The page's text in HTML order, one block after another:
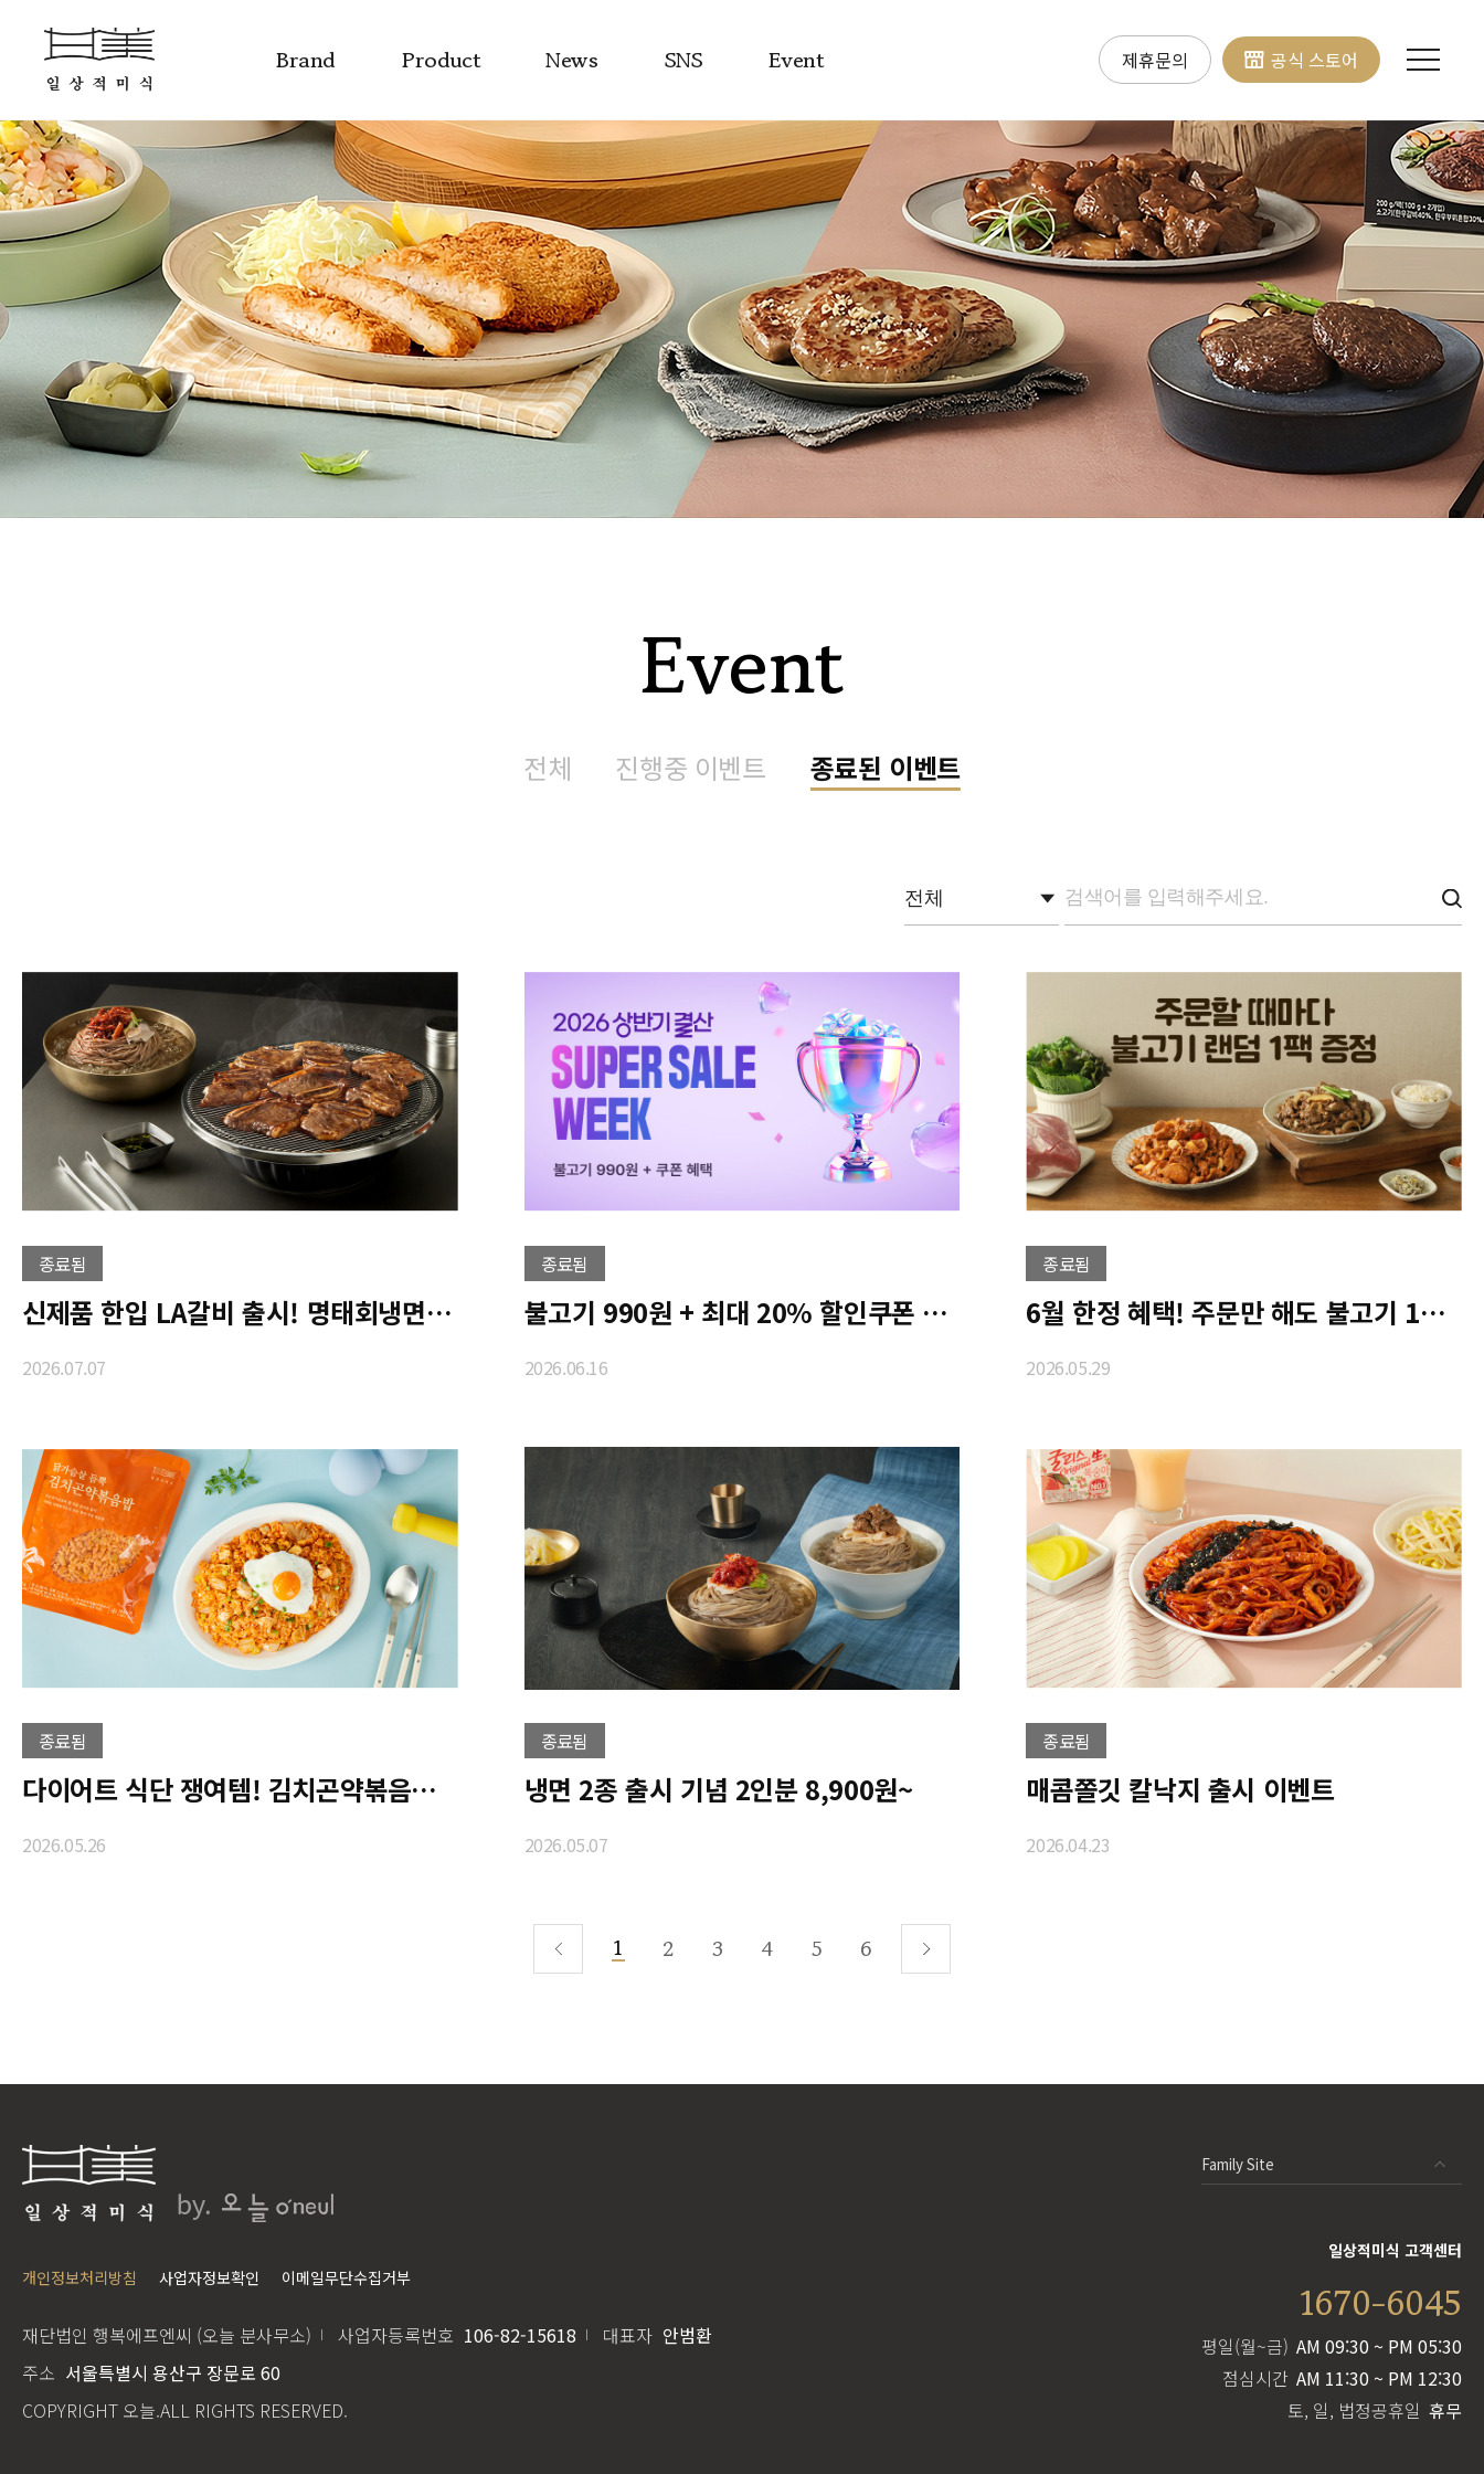
Brand Product News SNS Event 제휴문의 공식 스토어
Event
전체 진행중 이벤트 종료된 이벤트
종료됨
신제품 한입 LA갈비 출시! 명태회냉면과 함께 즐기는 여름 한상
2026.07.07
종료됨
불고기 990원 + 최대 20% 할인쿠폰 ★SUPER SALE★
2026.06.16
종료됨
6월 한정 혜택! 주문만 해도 불고기 1팩 증정
2026.05.29
종료됨
다이어트 식단 쟁여템! 김치곤약볶음밥 출시 특가
2026.05.26
종료됨
냉면 2종 출시 기념 2인분 8,900원~
2026.05.07
종료됨
매콤쫄깃 칼낙지 출시 이벤트
2026.04.23
1 2 3 4 5 6
Family Site
일상적미식 고객센터
1670-6045
평일(월~금) AM 09:30 ~ PM 05:30
점심시간 AM 11:30 ~ PM 12:30
토, 일, 법정공휴일 휴무
개인정보처리방침 사업자정보확인 이메일무단수집거부
재단법인 행복에프엔씨 (오늘 분사무소) 사업자등록번호 106-82-15618 대표자 안범환
주소 서울특별시 용산구 장문로 60
COPYRIGHT 오늘.ALL RIGHTS RESERVED.